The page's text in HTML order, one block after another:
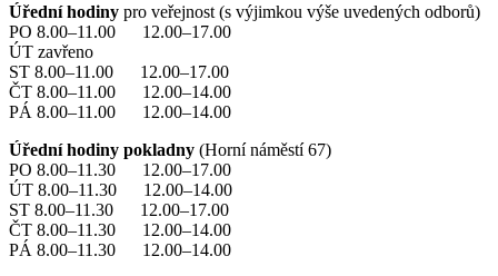
Úřední hodiny pro veřejnost (s výjimkou výše uvedených odborů)
PO 8.00–11.00 12.00–17.00
ÚT zavřeno
ST 8.00–11.00 12.00–17.00
ČT 8.00–11.00 12.00–14.00
PÁ 8.00–11.00 12.00–14.00
Úřední hodiny pokladny (Horní náměstí 67)
PO 8.00–11.30 12.00–17.00
ÚT 8.00–11.30 12.00–14.00
ST 8.00–11.30 12.00–17.00
ČT 8.00–11.30 12.00–14.00
PÁ 8.00–11.30 12.00–14.00